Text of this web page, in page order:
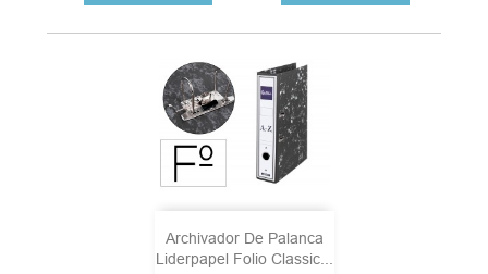
Archivador De Palanca
Liderpapel Folio Classic...